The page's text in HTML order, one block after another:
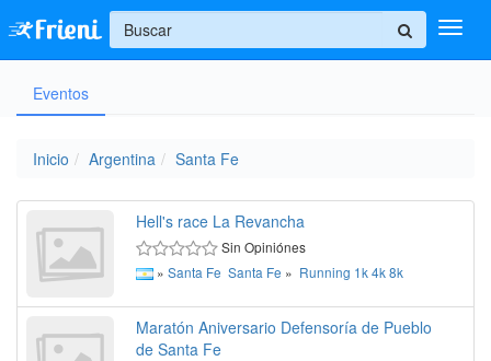
Ingresar
+
Eventos
Inicio Argentina Santa Fe
Hell's race La Revancha
Sin Opiniónes
» Santa Fe Santa Fe » Running 1k4k8k
Maratón Aniversario Defensoría de Pueblo
de Santa Fe